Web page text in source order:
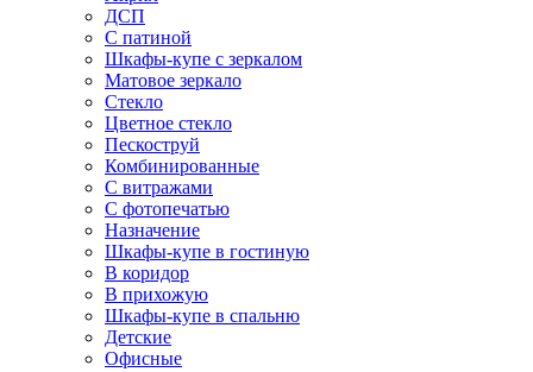
ДСП
С патиной
Шкафы-купе с зеркалом
Матовое зеркало
Стекло
Цветное стекло
Пескоструй
Комбинированные
С витражами
С фотопечатью
Назначение
Шкафы-купе в гостиную
В коридор
В прихожую
Шкафы-купе в спальню
Детские
Офисные